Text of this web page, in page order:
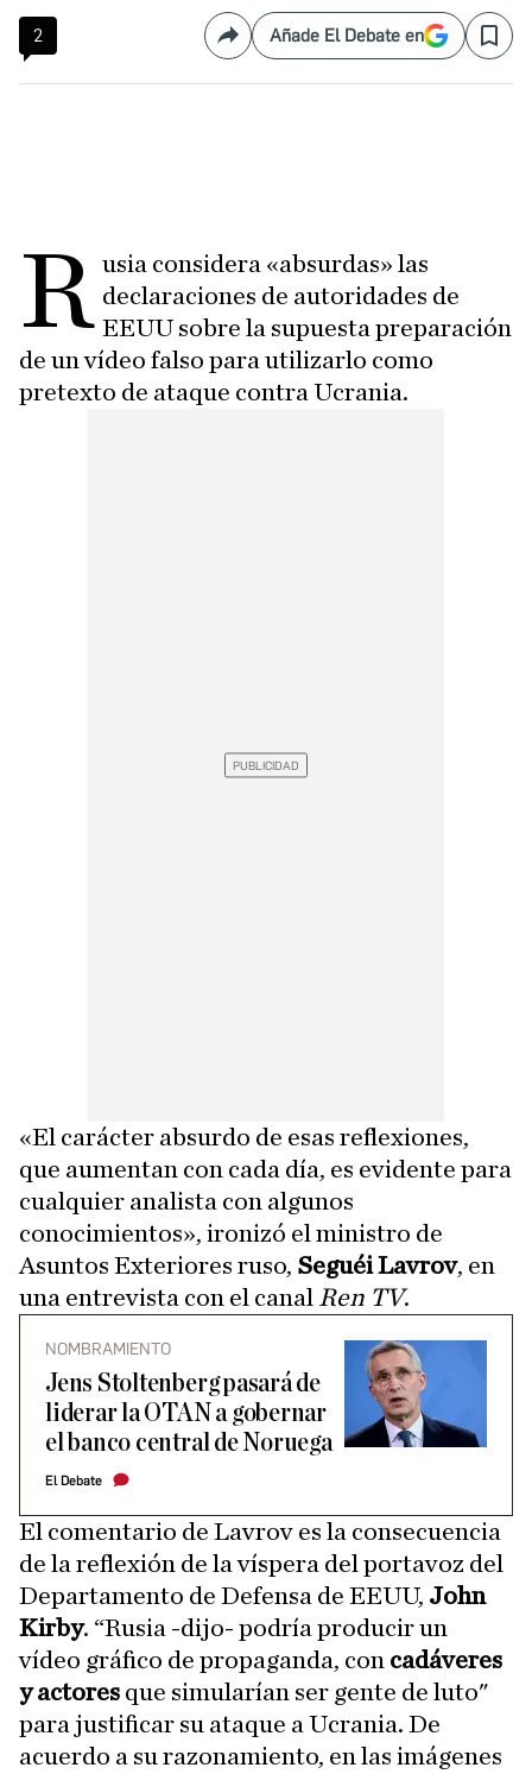
2 CompartirAñade El Debate en Save
R usia considera «absurdas» las
declaraciones de autoridades de
EEUU sobre la supuesta preparación
de un vídeo falso para utilizarlo como
pretexto de ataque contra Ucrania.
«El carácter absurdo de esas reflexiones,
que aumentan con cada día, es evidente para
cualquier analista con algunos
conocimientos», ironizó el ministro de
Asuntos Exteriores ruso, Seguéi Lavrov, en
una entrevista con el canal Ren TV.
NOMBRAMIENTO
Jens Stoltenberg pasará de
liderar la OTAN a gobernar
el banco central de Noruega
El Debate
El comentario de Lavrov es la consecuencia
de la reflexión de la víspera del portavoz del
Departamento de Defensa de EEUU, John
Kirby. “Rusia -dijo- podría producir un
vídeo gráfico de propaganda, con cadáveres
y actores que simularían ser gente de luto"
para justificar su ataque a Ucrania. De
acuerdo a su razonamiento, en las imágenes